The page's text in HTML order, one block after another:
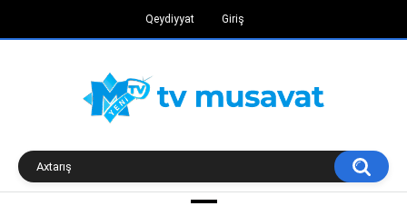
Qeydiyyat Giriş